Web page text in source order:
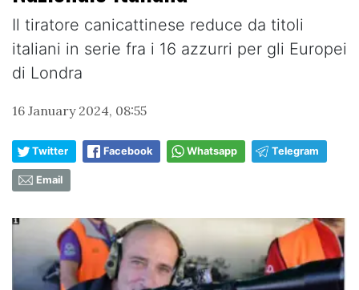
Il tiratore canicattinese reduce da titoli
italiani in serie fra i 16 azzurri per gli Europei
di Londra
16 January 2024, 08:55
Twitter Facebook Whatsapp Telegram
Email